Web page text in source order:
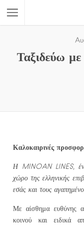
Ταξιδεύω
Καλοκαιρινές
Η MINOAN LINES,
χώρο της ελληνικής
εσάς και τους
Με αίσθημα ευθύνης
κοινού και ειδικά